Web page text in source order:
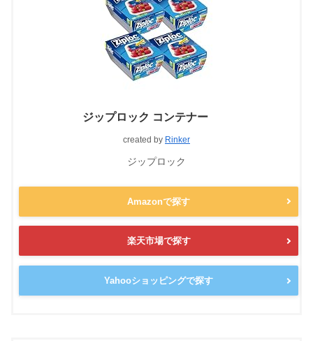
ジップロック コンテナー
created by Rinker
ジップロック
Amazonで探す
楽天市場で探す
Yahooショッピングで探す